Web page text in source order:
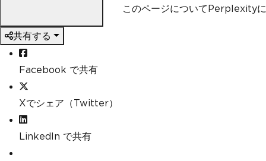
このページについてPerplexity
共有する
Facebook で共有
Xでシェア（Twitter）
LinkedIn で共有